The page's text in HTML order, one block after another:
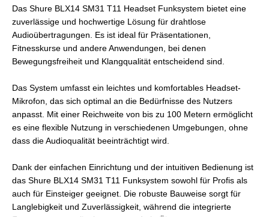
Das Shure BLX14 SM31 T11 Headset Funksystem bietet eine
zuverlässige und hochwertige Lösung für drahtlose
Audioübertragungen. Es ist ideal für Präsentationen,
Fitnesskurse und andere Anwendungen, bei denen
Bewegungsfreiheit und Klangqualität entscheidend sind.
Das System umfasst ein leichtes und komfortables Headset-
Mikrofon, das sich optimal an die Bedürfnisse des Nutzers
anpasst. Mit einer Reichweite von bis zu 100 Metern ermöglicht
es eine flexible Nutzung in verschiedenen Umgebungen, ohne
dass die Audioqualität beeinträchtigt wird.
Dank der einfachen Einrichtung und der intuitiven Bedienung ist
das Shure BLX14 SM31 T11 Funksystem sowohl für Profis als
auch für Einsteiger geeignet. Die robuste Bauweise sorgt für
Langlebigkeit und Zuverlässigkeit, während die integrierte